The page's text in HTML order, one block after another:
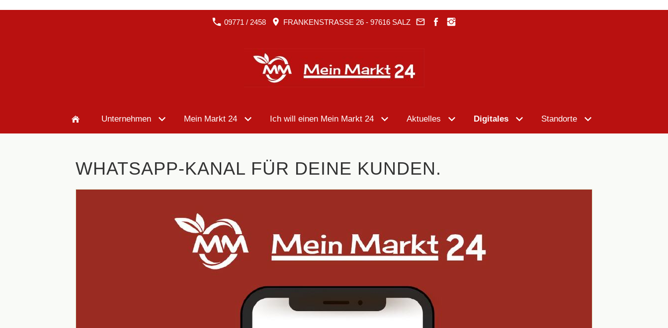
09771 / 2458 FRANKENSTRASSE 26 - 97616 SALZ
Unternehmen Mein Markt 24 Ich will einen Mein Markt 24 Aktuelles Digitales Standorte
WHATSAPP-KANAL FÜR DEINE KUNDEN.